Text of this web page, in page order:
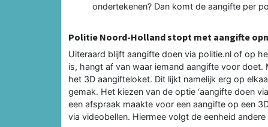
ondertekenen? Dan komt de aangifte per
Politie Noord-Holland stopt met aangifte
Uiteraard blijft aangifte doen via politie.nl of op
is, hangt af van waar iemand aangifte voor
het 3D aangifteloket. Dit lijkt namelijk erg op
gemak. Het kiezen van de optie ‘aangifte doen
een afspraak maakte voor een aangifte op een
via videobellen. Hiermee volgt de eenheid